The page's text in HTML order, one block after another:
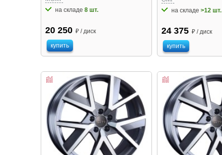
на складе 8 шт.
20 250 ₽ / диск
купить
на складе >12 шт.
24 375 ₽ / диск
купить